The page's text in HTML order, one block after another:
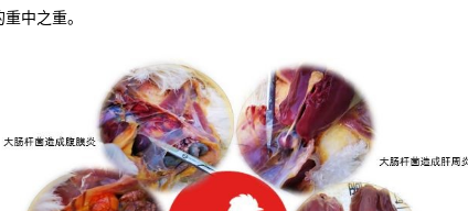
中之重。